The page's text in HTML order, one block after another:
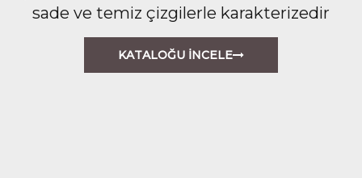
sade ve temiz çizgilerle karakterizedir
KATALOĞU İNCELE